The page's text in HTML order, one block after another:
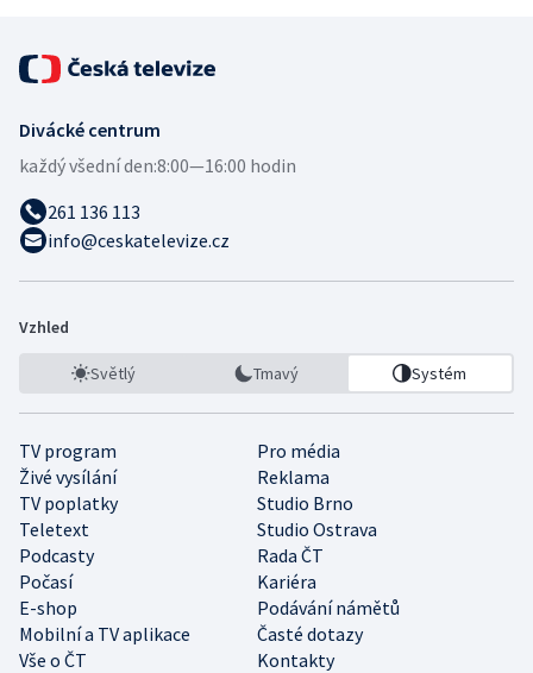
Divácké centrum
každý všední den:8:00—16:00 hodin
261 136 113
info@ceskatelevize.cz
Vzhled
Světlý Tmavý Systém
TV program
Pro média
Živé vysílání
Reklama
TV poplatky
Studio Brno
Teletext
Studio Ostrava
Podcasty
Rada ČT
Počasí
Kariéra
E-shop
Podávání námětů
Mobilní a TV aplikace
Časté dotazy
Vše o ČT
Kontakty